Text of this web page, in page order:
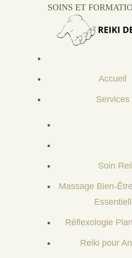
SOINS ET
Accueil
Services
Soin
Massage Bien-
Réflexologie
Reiki pour